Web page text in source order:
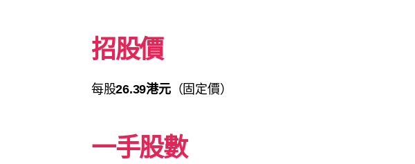
招股價
每股26.39港元（固定價）
一手股數